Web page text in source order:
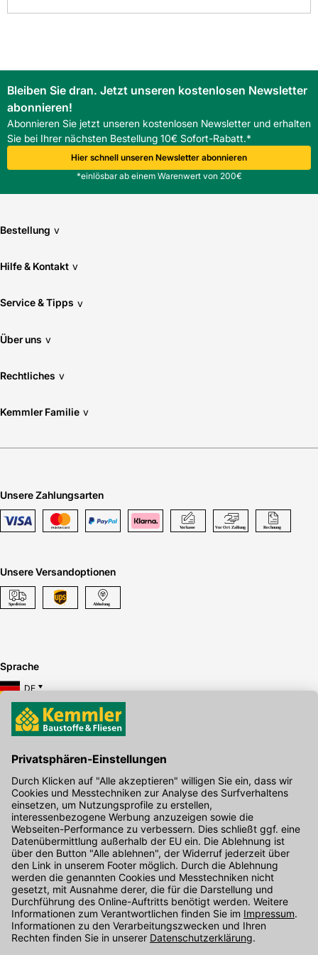
frostige Bedingungen geeignet?
Ja, die Stirnwand ist frost- und temperaturbeständig.
Wie schwer ist die Hauraton Faserfix KS 100 Stirnwand
Typ 01 und was bedeutet das für die Montage?
Die Stirnwand wiegt 0,4 kg, was Transport und Montage
erleichtert.
Bleiben Sie dran. Jetzt unseren kostenlosen Newsletter
abonnieren!
Abonnieren Sie jetzt unseren kostenlosen Newsletter und erhalten
Sie bei Ihrer nächsten Bestellung 10€ Sofort-Rabatt.*
Hier schnell unseren Newsletter abonnieren
*einlösbar ab einem Warenwert von 200€
Bestellung v
Hilfe & Kontakt v
Service & Tipps v
Über uns v
Rechtliches v
Kemmler Familie v
Unsere Zahlungsarten
Unsere Versandoptionen
Sprache
DE
Hier gibt's die kostenlose App
Kontakt
Unser Onlineshop Team ist montags bis freitags von 08:00 - 17:00
Uhr unter der Telefonnummer07071 / 151-151für Sie erreichbar.
Alternativ können Sie unser Kontaktformular nutzen.
Den Kontakt direkt in unsere Niederlassungen finden Sie